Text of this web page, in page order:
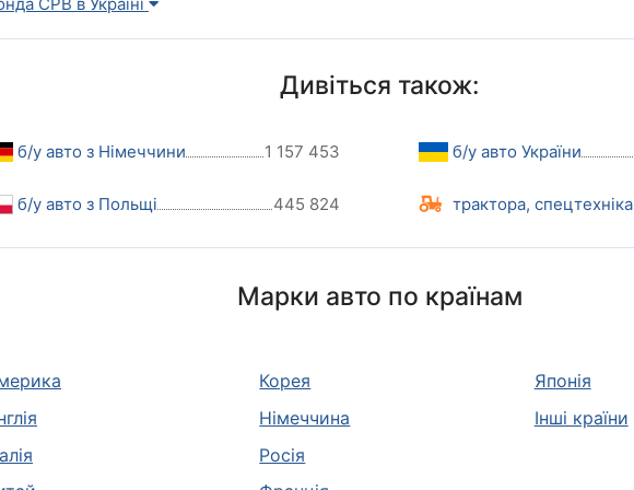
Дивіться також:
б/у авто з Німеччини 1 157 453
б/у авто з Польщі 445 824
б/у авто України
трактора, спецтехніка
Марки авто по країнам
Корея
Німеччина
Росія
Японія
Інші країни